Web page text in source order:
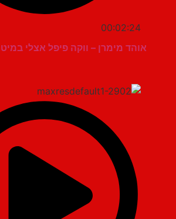
00:02:24
אוהד מימרן – ווקה פיפל אצלי במיטה